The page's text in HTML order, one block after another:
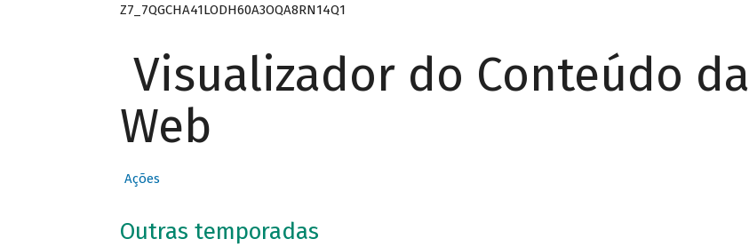
Z7_7QGCHA41LODH60A3OQA8RN14Q1
Visualizador do Conteúdo da
Web
Ações
Outras temporadas